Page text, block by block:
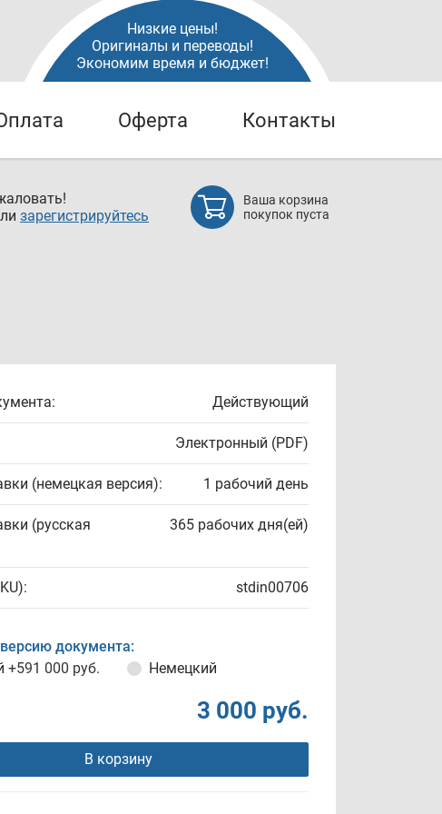
Низкие цены!
Оригиналы и переводы!
Экономим время и бюджет!
Оферта Контакты
зарегистрируйтесь
Ваша корзина
покупок пуста
Действующий
Электронный (PDF)
(немецкая версия): 1 рабочий день
(русская
365 рабочих дня(ей)
stdin00706
документа:
+591 000 руб. Немецкий
3 000 руб.
В корзину